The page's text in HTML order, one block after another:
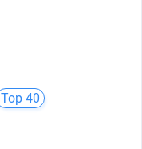
Top 40